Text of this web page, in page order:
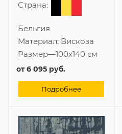
Страна:
Бельгия
Материал: Вискоза
Размер—100x140 см
от6 095 руб.
Подробнее